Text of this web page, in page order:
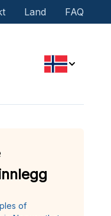
Land FAQ
of